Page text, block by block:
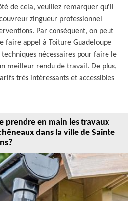
de cela, veuillez remarquer qu'il
zingueur professionnel
Par conséquent, on peut
faire appel à Toiture Guadeloupe
nécessaires pour faire le
meilleur rendu de travail. De plus,
très intéressants et accessibles
prendre en main les travaux
dans la ville de Sainte